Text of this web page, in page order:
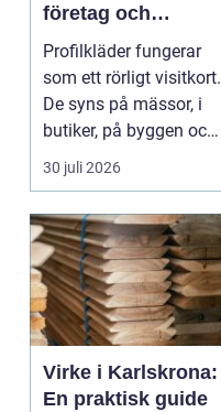
företag och
klubbar en
starkare identitet
Profilkläder fungerar
som ett rörligt visitkort.
De syns på mässor, i
butiker, på byggen och
längs v...
30 juli 2026
Virke i Karlskrona:
En praktisk guide